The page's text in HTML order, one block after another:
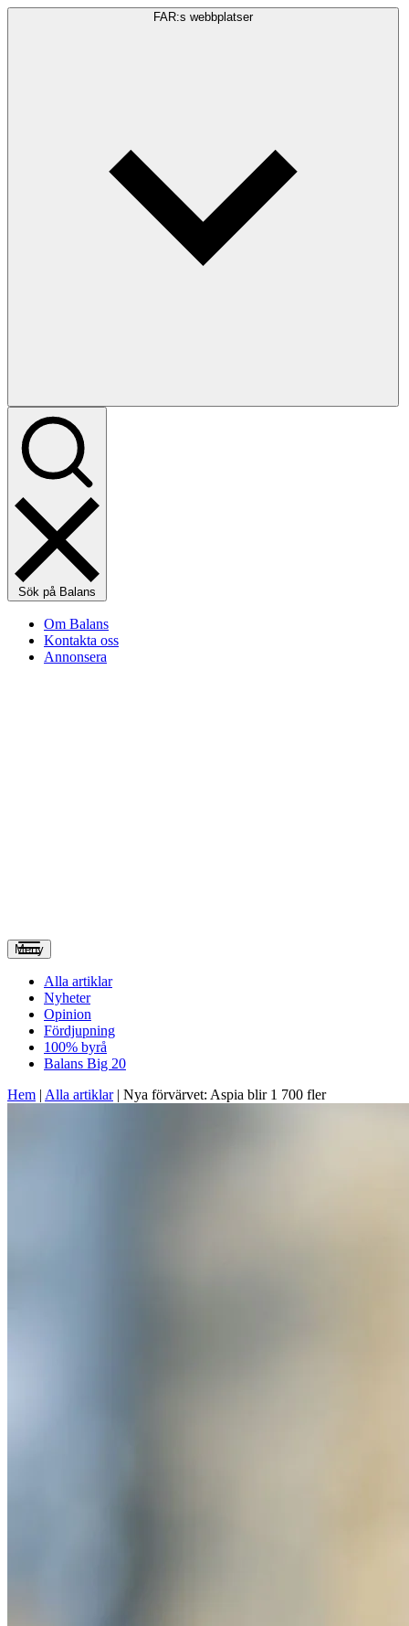
FAR:s webbplatser
Sök på Balans
Om Balans
Kontakta oss
Annonsera
Meny
Alla artiklar
Nyheter
Opinion
Fördjupning
100% byrå
Balans Big 20
Hem | Alla artiklar| Nya förvärvet: Aspia blir 1 700 fler